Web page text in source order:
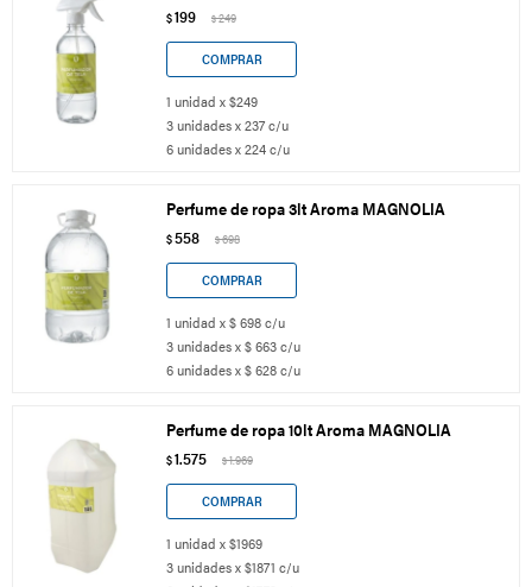
$199 $249
1 unidad x $249
3 unidades x 237 c/u
6 unidades x 224 c/u
Perfume de ropa 3lt Aroma MAGNOLIA
$558 $698
1 unidad x $ 698 c/u
3 unidades x $ 663 c/u
6 unidades x $ 628 c/u
Perfume de ropa 10lt Aroma MAGNOLIA
$1.575 $1.969
1 unidad x $1969
3 unidades x $1871 c/u